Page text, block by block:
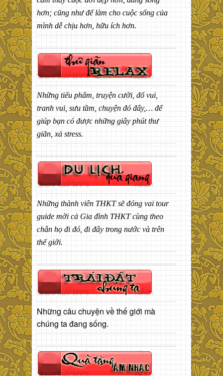
hơn; cũng như để làm cho cuộc sống của
mình dễ chịu hơn, hữu ích hơn.
Những tiểu phẩm, truyện cười, đố vui,
tranh vui, sưu tầm, chuyện đó đây,… để
giúp bạn có được những giây phút thư
giãn, xả stress.
Những thành viên THKT sẽ đóng vai tour
guide mời cả Gia đình THKT cùng theo
chân họ đi đó, đi đây trong nước và trên
thế giới.
Những câu chuyện về thế giới mà
chúng ta đang sống.